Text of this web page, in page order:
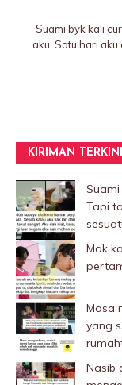
Suami byk kali
aku. Satu hari
KIRIMAN TERKINI
Tapi
Mak
Masa
yang
Nasib